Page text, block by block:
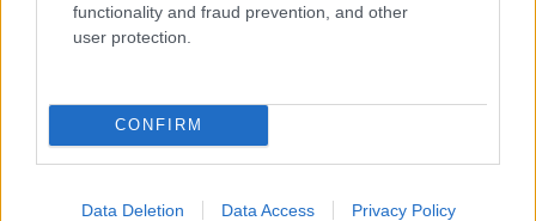
functionality and fraud prevention, and other
user protection.
CONFIRM
Data Deletion Data Access Privacy Policy
Matusz Károly fotói bemutatják Győr
közelmúltját (GALÉRIA)
OLVASTA MÁR?